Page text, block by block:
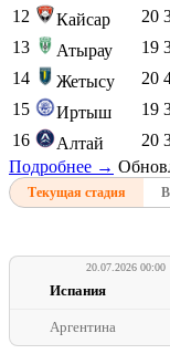
12
Кайсар 20
13
Атырау 19
14
Жетысу 20
15
Иртыш 19
16
Алтай 20
Подробнее →
Текущая стадия
20.07.2026 00:00
Испания
Аргентина